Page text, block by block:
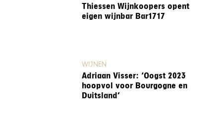
Thiessen Wijnkoopers opent
eigen wijnbar Bar1717
WIJNEN
Adriaan Visser: ‘Oogst 2023
hoopvol voor Bourgogne en
Duitsland’